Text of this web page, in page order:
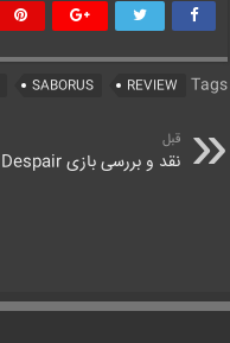
Tags
REVIEW
SABORUS
قبل
نقد و بررسی بازی Faith in Despair